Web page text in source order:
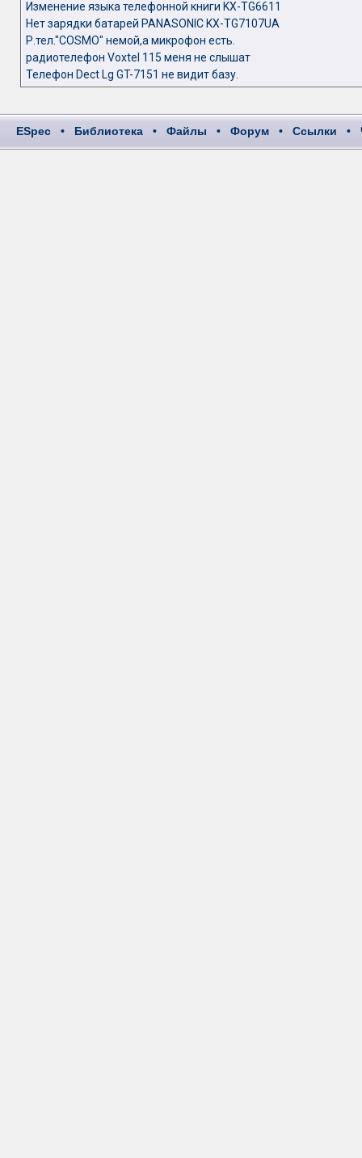
Изменение языка телефонной книги KX-TG6611
Нет зарядки батарей PANASONIC KX-TG7107UA
Р.тел."COSMO" немой,а микрофон есть.
радиотелефон Voxtel 115 меня не слышат
Телефон Dect Lg GT-7151 не видит базу.
ESpec • Библиотека • Файлы • Форум • Ссылки •